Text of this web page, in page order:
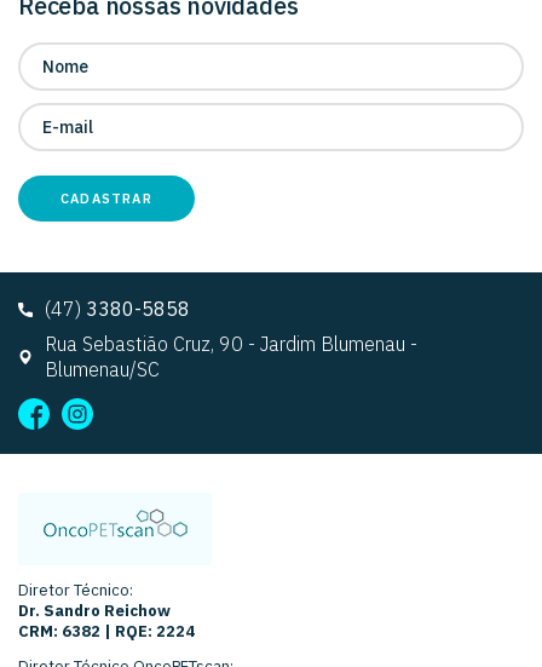
CADASTRAR
(47) 3380-5858
Rua Sebastião Cruz, 90 - Jardim Blumenau -
Blumenau/SC
Diretor Técnico:
Dr. Sandro Reichow
CRM: 6382 | RQE: 2224